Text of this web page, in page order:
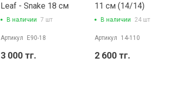
Leaf - Snake 18 см
(14/14)
В наличии 7 шт
Артикул E90-18
3 000 тг.
11 см (14/14)
В наличии 24 шт
Артикул 14-110
2 600 тг.